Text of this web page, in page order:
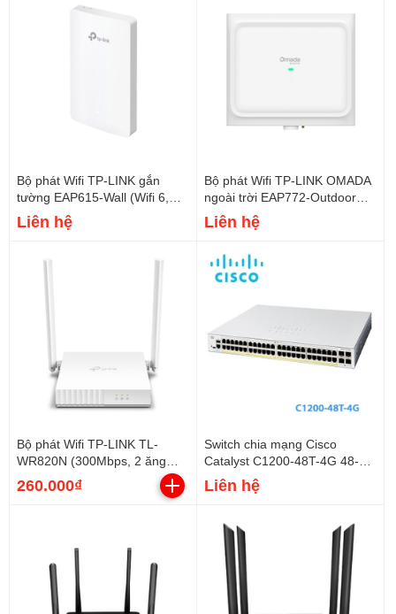
Bộ phát Wifi TP-LINK gắn
tường EAP615-Wall (Wifi 6,
AX1800)
Liên hệ
Bộ phát Wifi TP-LINK OMADA
ngoài trời EAP772-Outdoor
(Wifi 7, BE11000, Lan 2.5GE)
Liên hệ
Bộ phát Wifi TP-LINK TL-
WR820N (300Mbps, 2 ăng
ten)
260.000₫
Switch chia mạng Cisco
Catalyst C1200-48T-4G 48-
Ports GE, 4 SFP Uplink
Liên hệ